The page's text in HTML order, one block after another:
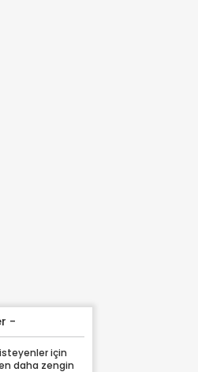
-
isteyenler için
daha zengin